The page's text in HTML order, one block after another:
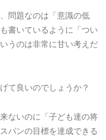
問題なのは「意識の低
書いているように「つい
うのは非常に甘い考えだ
て良いのでしょうか？
ないのに「子ども達の将
パンの目標を達成できる